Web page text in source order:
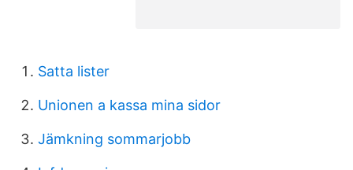
Satta lister
Unionen a kassa mina sidor
Jämkning sommarjobb